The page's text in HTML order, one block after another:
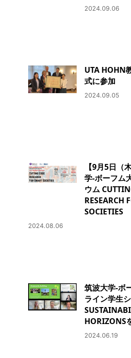
2024.09.06
UTA HOHN
式に参加
2024.09.05
【9月5日（
学-ボーフム
ウム
RESEARCH
SOCIETIES
2024.08.06
筑波大学-ボ
ライン学生
HORIZONS
2024.06.19